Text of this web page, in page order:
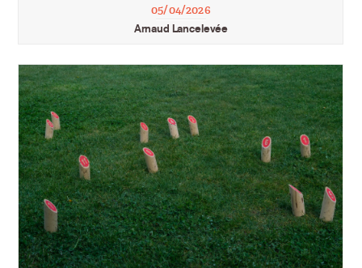
05/04/2026
Arnaud Lancelevée